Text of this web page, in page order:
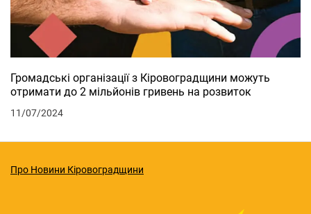
Громадські організації з Кіровоградщини можуть
отримати до 2 мільйонів гривень на розвиток
11/07/2024
Про Новини Кіровоградщини